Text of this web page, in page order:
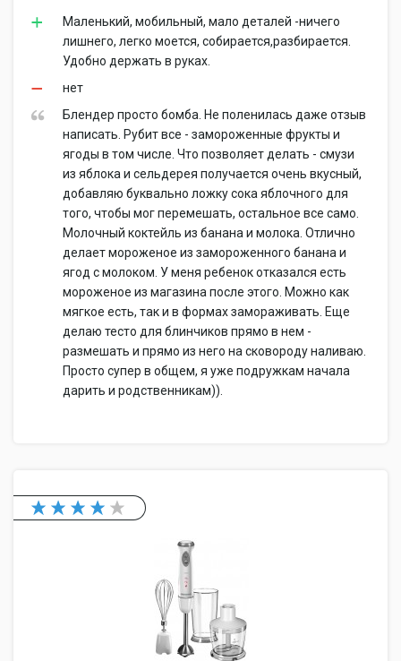
Маленький, мобильный, мало деталей -ничего
лишнего, легко моется, собирается,разбирается.
Удобно держать в руках.
нет
Блендер просто бомба. Не поленилась даже отзыв
написать. Рубит все - замороженные фрукты и
ягоды в том числе. Что позволяет делать - смузи
из яблока и сельдерея получается очень вкусный,
добавляю буквально ложку сока яблочного для
того, чтобы мог перемешать, остальное все само.
Молочный коктейль из банана и молока. Отлично
делает мороженое из замороженного банана и
ягод с молоком. У меня ребенок отказался есть
мороженое из магазина после этого. Можно как
мягкое есть, так и в формах замораживать. Еще
делаю тесто для блинчиков прямо в нем -
размешать и прямо из него на сковороду наливаю.
Просто супер в общем, я уже подружкам начала
дарить и родственникам)).